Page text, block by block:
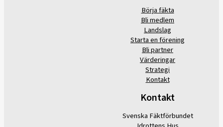
Börja fäkta
Bli medlem
Landslag
Starta en förening
Bli partner
Värderingar
Strategi
Kontakt
Kontakt
Svenska Fäktförbundet